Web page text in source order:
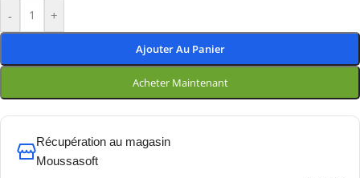
- +
Ajouter Au Panier
Acheter Maintenant
Récupération au magasin
Moussasoft